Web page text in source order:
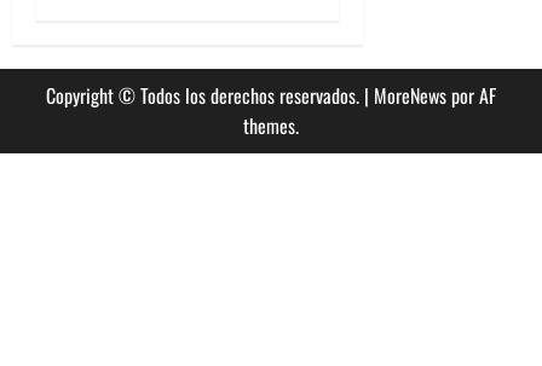
Copyright © Todos los derechos reservados. | MoreNewspor AF
themes.